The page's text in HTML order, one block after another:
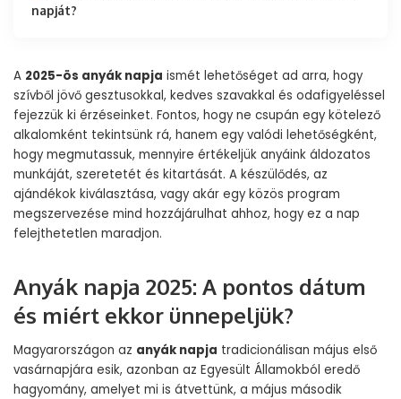
napját?
A 2025-ös anyák napja ismét lehetőséget ad arra, hogy
szívből jövő gesztusokkal, kedves szavakkal és odafigyeléssel
fejezzük ki érzéseinket. Fontos, hogy ne csupán egy kötelező
alkalomként tekintsünk rá, hanem egy valódi lehetőségként,
hogy megmutassuk, mennyire értékeljük anyáink áldozatos
munkáját, szeretetét és kitartását. A készülődés, az
ajándékok kiválasztása, vagy akár egy közös program
megszervezése mind hozzájárulhat ahhoz, hogy ez a nap
felejthetetlen maradjon.
Anyák napja 2025: A pontos dátum
és miért ekkor ünnepeljük?
Magyarországon az anyák napja tradicionálisan május első
vasárnapjára esik, azonban az Egyesült Államokból eredő
hagyomány, amelyet mi is átvettünk, a május második